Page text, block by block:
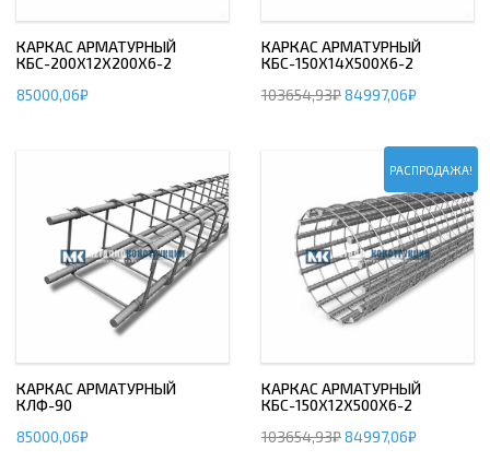
КАРКАС АРМАТУРНЫЙ
КБС-200Х12Х200Х6-2
85000,06₽
КАРКАС АРМАТУРНЫЙ
КБС-150Х14Х500Х6-2
103654,93₽84997,06₽
КАРКАС АРМАТУРНЫЙ
КЛФ-90
85000,06₽
РАСПРОДАЖА!
КАРКАС АРМАТУРНЫЙ
КБС-150Х12Х500Х6-2
103654,93₽84997,06₽